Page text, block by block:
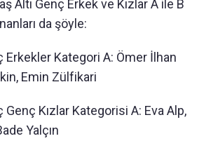
Altı Genç Erkek ve Kızlar A ile B
da şöyle:
Erkekler Kategori A: Ömer İlhan
Emin Zülfikari
Genç Kızlar Kategorisi A: Eva Alp,
Yalçın